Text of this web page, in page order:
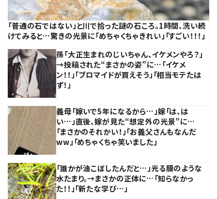
「普通の石ではない」と川で拾った謎の石ころ。1時間、洗い続
けてみると…驚きの光景に「めちゃくちゃきれい」「すごい！！！」
孫「大正生まれのじいちゃん、イケメンやろ？」
→投稿された“まさかの姿”に…「イケメ
ン！！」「ブロマイドが買えそう」「相当モテたは
ず！」
義母「嫁いで5年になるから…」嫁「は、は
い…」直後、嫁が見た“想定外の光景”に…
「まさかのそれかい！」「お義父さんもなんだ
ww」「めちゃくちゃ笑いました」
「誰かが油こぼしたんだと…」光る膜のような
水たまり。→まさかの正体に…「知らなかっ
た！！」「新たな学び…」